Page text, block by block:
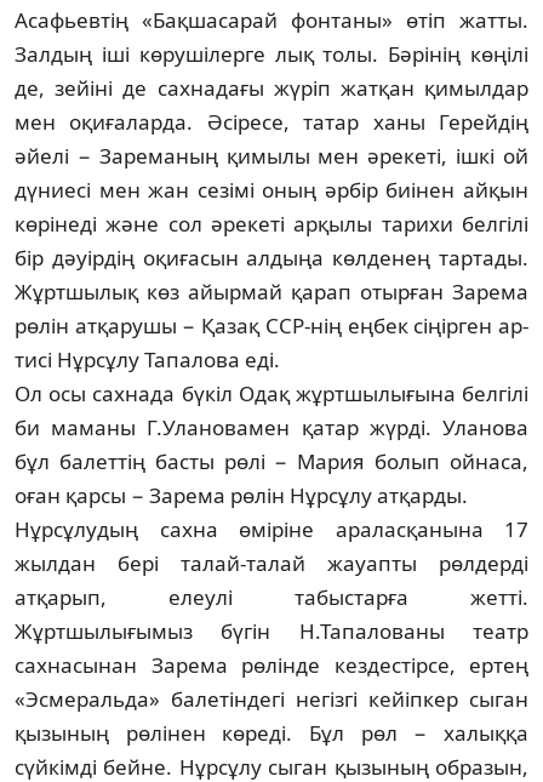
Асафьевтің «Бақшасарай фон­та­ны» өтіп жатты.
Залдың іші көрушілерге лық толы. Бәрінің көңілі
де, зейіні де сах­на­дағы жүріп жатқан қимылдар
мен оқи­ға­ларда. Әсіресе, татар ханы Герейдің
әйелі − Заре­маның қимылы мен әрекеті, ішкі ой
дү­ниесі мен жан сезімі оның әрбір биінен ай­қын
көрінеді және сол әрекеті арқылы та­рихи белгілі
бір дәуірдің оқиғасын ал­дыңа көлденең тартады.
Жұртшылық көз айыр­май қарап отырған Зарема
рөлін ат­қарушы − Қазақ ССР-нің еңбек сіңірген ар­
тисі Нұрсұлу Тапалова еді.
Ол осы сахнада бүкіл Одақ жұрт­шы­лы­ғы­на белгілі
би маманы Г.Улановамен қатар жүр­ді. Уланова
бұл балеттің басты рөлі − Ма­рия болып ойнаса,
оған қарсы − Зарема рөлін Нұрсұлу атқарды.
Нұрсұлудың сахна өміріне аралас­қа­нына 17
жылдан бері талай-талай жауапты рөлдерді
атқарып, елеулі табыс­тар­ға жетті.
Жұртшылығымыз бүгін Н.Та­па­лованы театр
сахнасынан Зарема рөлінде кез­дестірсе, ертең
«Эсмеральда» балетіндегі не­гізгі кейіпкер сыган
қызының рөлінен кө­реді. Бұл рөл − халыққа
сүйкімді бейне. Нұрсұлу сыган қызының образын,